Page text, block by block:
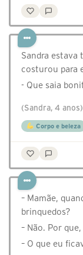
Sandra estava
costurou para
- Que saia
(Sandra, 4 anos)
Corpo e beleza
– Mamãe,
brinquedos?
– Não. Por
– O que eu